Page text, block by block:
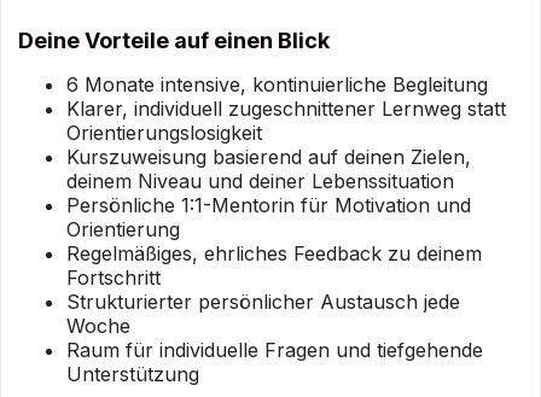
Deine Vorteile auf einen Blick
6 Monate intensive, kontinuierliche Begleitung
Klarer, individuell zugeschnittener Lernweg statt
Orientierungslosigkeit
Kurszuweisung basierend auf deinen Zielen,
deinem Niveau und deiner Lebenssituation
Persönliche 1:1-Mentorin für Motivation und
Orientierung
Regelmäßiges, ehrliches Feedback zu deinem
Fortschritt
Strukturierter persönlicher Austausch jede
Woche
Raum für individuelle Fragen und tiefgehende
Unterstützung